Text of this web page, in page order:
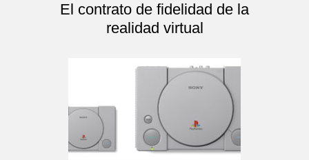
El contrato de fidelidad de la
realidad virtual